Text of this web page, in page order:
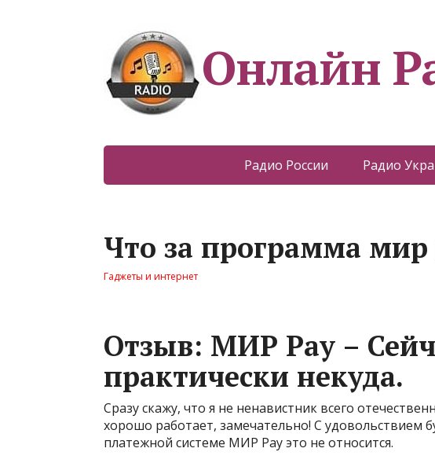
Онлайн
Радио России Радио
Что за программа мир
Гаджеты и интернет
Отзыв: МИР Pay –
практически некуда.
Сразу скажу, что я не ненавистник всего
хорошо работает, замечательно! С удовольствием
платежной системе МИР Pay это не относится.